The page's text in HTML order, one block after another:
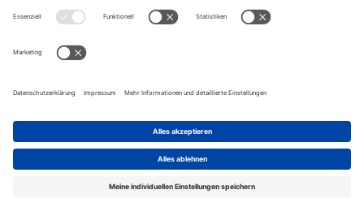
Mobil:
Vorsitzender
Wien
Berufsschule
Bundeskonferenz
Vorsitzender Bundesvertretung 13